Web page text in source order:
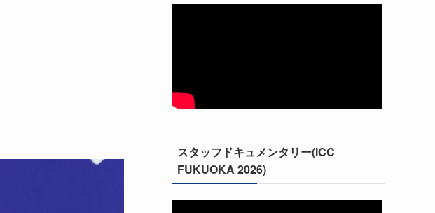
スタッフドキュメンタリー(ICC
FUKUOKA 2026)